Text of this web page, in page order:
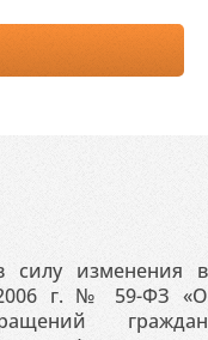
силу изменения в
г. № 59-ФЗ «О
граждан